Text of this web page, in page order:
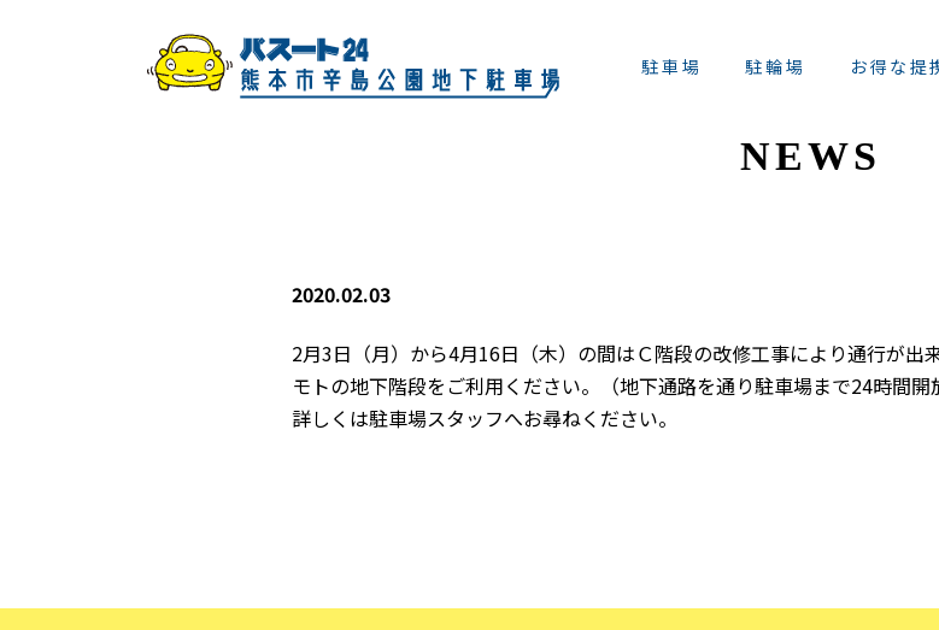
駐車場 駐輪場 お得な提
NEWS
2020.02.03
2月3日（月）から4月16日（木）の間はＣ階段の改修工事により通行が出
モトの地下階段をご利用ください。（地下通路を通り駐車場まで24時間開
詳しくは駐車場スタッフへお尋ねください。